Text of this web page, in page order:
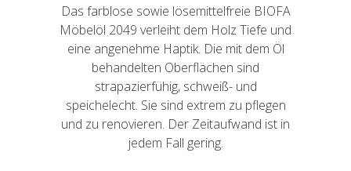
Das farblose sowie lösemittelfreie BIOFA
Möbelöl 2049 verleiht dem Holz Tiefe und
eine angenehme Haptik. Die mit dem Öl
behandelten Oberflächen sind
strapazierfühig, schweiß- und
speichelecht. Sie sind extrem zu pflegen
und zu renovieren. Der Zeitaufwand ist in
jedem Fall gering.